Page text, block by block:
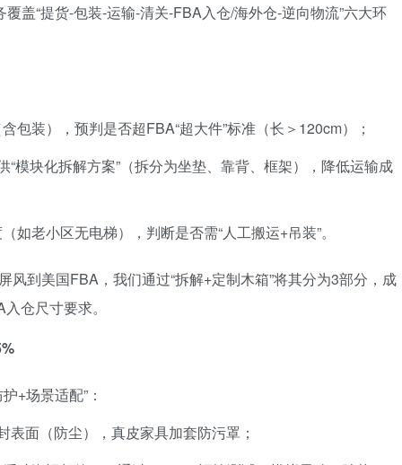
盖“提货-包装-运输-清关-FBA入仓/海外仓-逆向物流”六大环
包装），预判是否超FBA“超大件”标准（长＞120cm）；
模块化拆解方案”（拆分为坐垫、靠背、框架），降低运输成
如老小区无电梯），判断是否需“人工搬运+吊装”。
到美国FBA，我们通过“拆解+定制木箱”将其分为3部分，成
仓尺寸要求。
+场景适配”：
面（防尘），真皮家具加套防污罩；